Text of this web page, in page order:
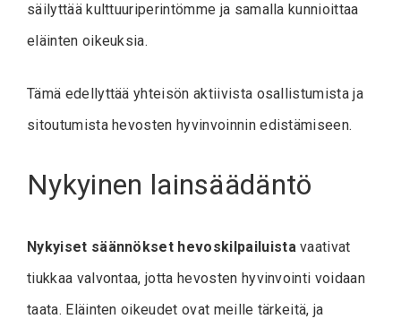
säilyttää kulttuuriperintömme ja samalla kunnioittaa
eläinten oikeuksia.
Tämä edellyttää yhteisön aktiivista osallistumista ja
sitoutumista hevosten hyvinvoinnin edistämiseen.
Nykyinen lainsäädäntö
Nykyiset säännökset hevoskilpailuista vaativat
tiukkaa valvontaa, jotta hevosten hyvinvointi voidaan
taata. Eläinten oikeudet ovat meille tärkeitä, ja